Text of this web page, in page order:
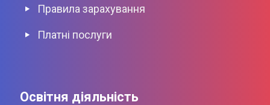
Правила зарахування
Платні послуги
Освітня діяльність